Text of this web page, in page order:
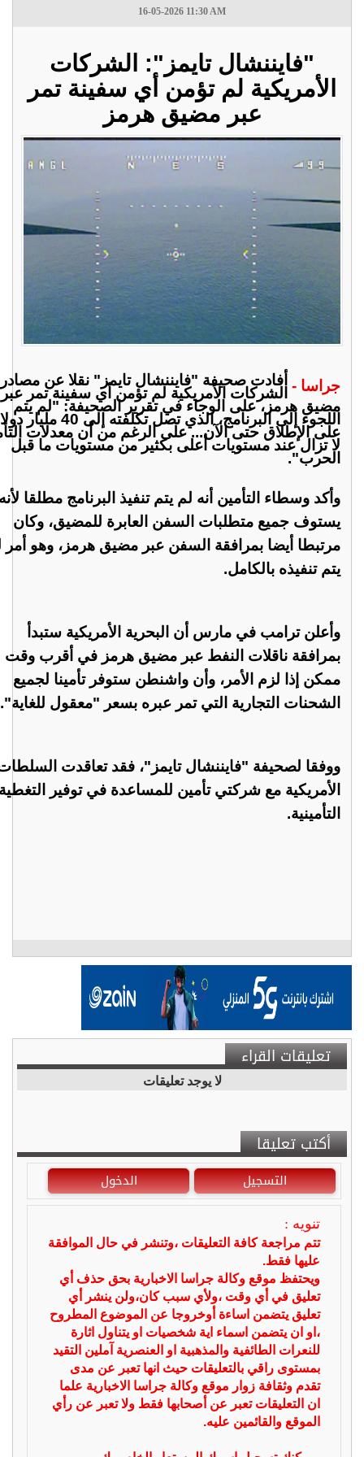
16-05-2026 11:30 AM
"فايننشال تايمز": الشركات
الأمريكية لم تؤمن أي سفينة تمر
عبر مضيق هرمز
جراسا - أفادت صحيفة "فايننشال تايمز" نقلا عن
الشركات الأمريكية لم تؤمن أي سفينة تمر عبر
مضيق هرمز، على الوجاء في تقرير الصحيفة: "لم يتم
اللجوء إلى البرنامج، الذي تصل تكلفته إلى 40
على الإطلاق حتى الآن... على الرغم من أن معدلات
لا تزال عند مستويات أعلى بكثير من مستويات ما قبل
الحرب".
وأكد وسطاء التأمين أنه لم يتم تنفيذ البرنامج مطلقا
يستوف جميع متطلبات السفن العابرة للمضيق، وكان
مرتبطا أيضا بمرافقة السفن عبر مضيق هرمز، وهو أمر
يتم تنفيذه بالكامل.
وأعلن ترامب في مارس أن البحرية الأمريكية ستبدأ
بمرافقة ناقلات النفط عبر مضيق هرمز في أقرب وقت
ممكن إذا لزم الأمر، وأن واشنطن ستوفر تأمينا لجميع
الشحنات التجارية التي تمر عبره بسعر "معقول للغاية".
ووفقا لصحيفة "فايننشال تايمز"، فقد تعاقدت
الأمريكية مع شركتي تأمين للمساعدة في توفير
التأمينية.
تعليقات القراء
لا يوجد تعليقات
أكتب تعليقا
التسجيل الدخول
تنويه :
تتم مراجعة كافة التعليقات ،وتنشر في حال الموافقة
عليها فقط.
ويحتفظ موقع وكالة جراسا الاخبارية بحق حذف أي
تعليق في أي وقت ،ولأي سبب كان،ولن ينشر أي
تعليق يتضمن اساءة أوخروجا عن الموضوع المطروح
،او ان يتضمن اسماء اية شخصيات او يتناول اثارة
للنعرات الطائفية والمذهبية او العنصرية آملين التقيد
بمستوى راقي بالتعليقات حيث انها تعبر عن مدى
تقدم وثقافة زوار موقع وكالة جراسا الاخبارية علما
ان التعليقات تعبر عن أصحابها فقط ولا تعبر عن رأي
الموقع والقائمين عليه.